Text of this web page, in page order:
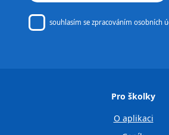
souhlasím sezpracováním osobních
Pro školky
O aplikaci